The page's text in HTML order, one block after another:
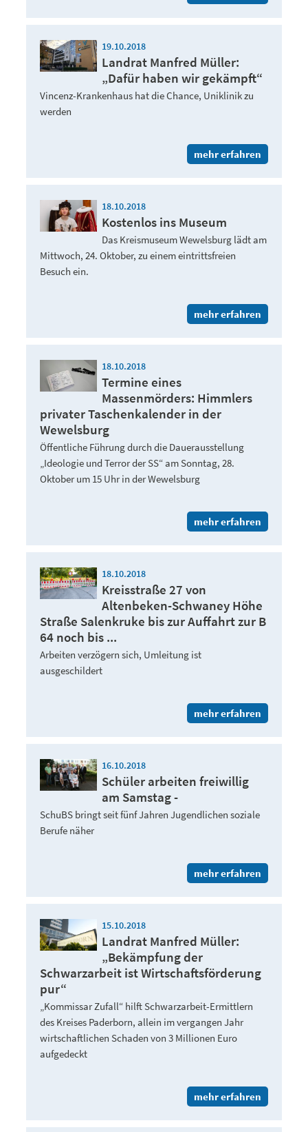
19.10.2018
Landrat Manfred Müller:
„Dafür haben wir gekämpft“
Vincenz-Krankenhaus hat die Chance, Uniklinik zu
werden
mehr erfahren
18.10.2018
Kostenlos ins Museum
Das Kreismuseum Wewelsburg lädt am
Mittwoch, 24. Oktober, zu einem eintrittsfreien
Besuch ein.
mehr erfahren
18.10.2018
Termine eines
Massenmörders: Himmlers
privater Taschenkalender in der
Wewelsburg
Öffentliche Führung durch die Dauerausstellung
„Ideologie und Terror der SS“ am Sonntag, 28.
Oktober um 15 Uhr in der Wewelsburg
mehr erfahren
18.10.2018
Kreisstraße 27 von
Altenbeken-Schwaney Höhe
Straße Salenkruke bis zur Auffahrt zur B
64 noch bis ...
Arbeiten verzögern sich, Umleitung ist
ausgeschildert
mehr erfahren
16.10.2018
Schüler arbeiten freiwillig
am Samstag -
SchuBS bringt seit fünf Jahren Jugendlichen soziale
Berufe näher
mehr erfahren
15.10.2018
Landrat Manfred Müller:
„Bekämpfung der
Schwarzarbeit ist Wirtschaftsförderung
pur“
„Kommissar Zufall“ hilft Schwarzarbeit-Ermittlern
des Kreises Paderborn, allein im vergangen Jahr
wirtschaftlichen Schaden von 3 Millionen Euro
aufgedeckt
mehr erfahren